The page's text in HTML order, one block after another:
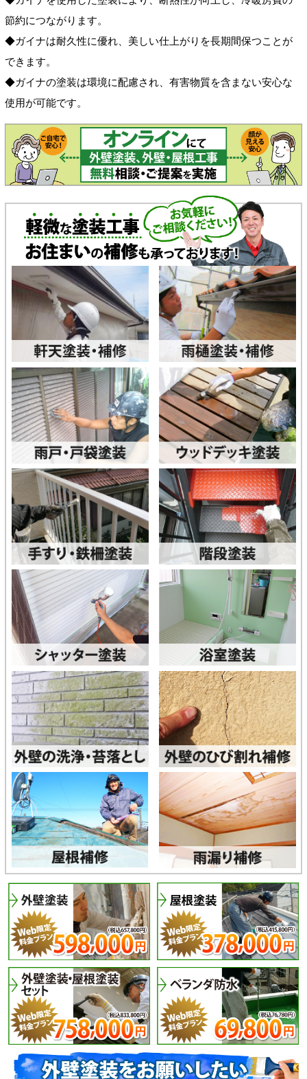
節約につながります。
◆ガイナは耐久性に優れ、美しい仕上がりを長期間保つことが
できます。
◆ガイナの塗装は環境に配慮され、有害物質を含まない安心な
使用が可能です。